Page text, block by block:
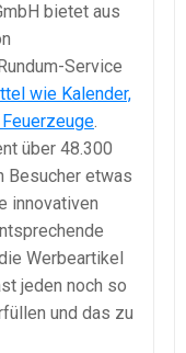
bietet aus
Service
wie Kalender,
.
über 48.300
Besucher etwas
innovativen
Werbeartikel
jeden noch so
und das zu